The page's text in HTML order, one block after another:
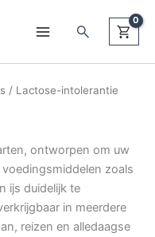
Zoeken
/ Lactose-intolerantie
ontworpen om uw
zoals
ijs duidelijk te
in meerdere
reizen en alledaagse